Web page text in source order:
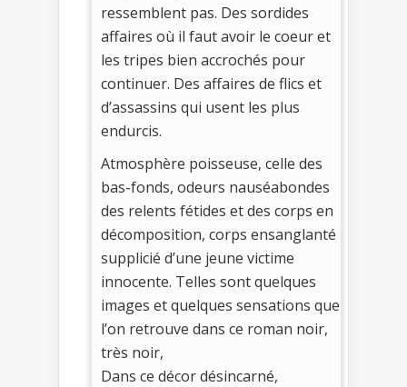
ressemblent pas. Des sordides
affaires où il faut avoir le coeur et
les tripes bien accrochés pour
continuer. Des affaires de flics et
d’assassins qui usent les plus
endurcis.
Atmosphère poisseuse, celle des
bas-fonds, odeurs nauséabondes
des relents fétides et des corps en
décomposition, corps ensanglanté
supplicié d’une jeune victime
innocente. Telles sont quelques
images et quelques sensations que
l’on retrouve dans ce roman noir,
très noir,
Dans ce décor désincarné,